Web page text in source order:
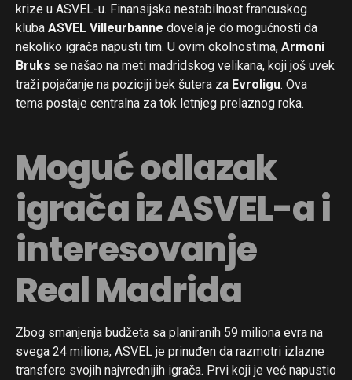
krize u ASVEL-u. Finansijska nestabilnost francuskog
kluba ASVEL Villeurbanne dovela je do mogućnosti da
nekoliko igrača napusti tim. U ovim okolnostima, Armoni
Bruks se našao na meti madridskog velikana, koji još uvek
traži pojačanje na poziciji bek šutera za Evroligu. Ova
tema postaje centralna za tok letnjeg prelaznog roka.
Moguć odlazak
igrača iz ASVEL-a i
interesovanje
Real Madrida
Zbog smanjenja budžeta sa planiranih 59 miliona evra na
svega 24 miliona, ASVEL je prinuđen da razmotri izlazne
transfere svojih najvrednijih igrača. Prvi koji je već napustio